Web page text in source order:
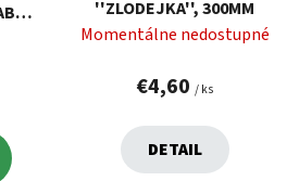
''ZLODEJKA'', 300MM
Momentálne nedostupné
€4,60 / ks
DETAIL